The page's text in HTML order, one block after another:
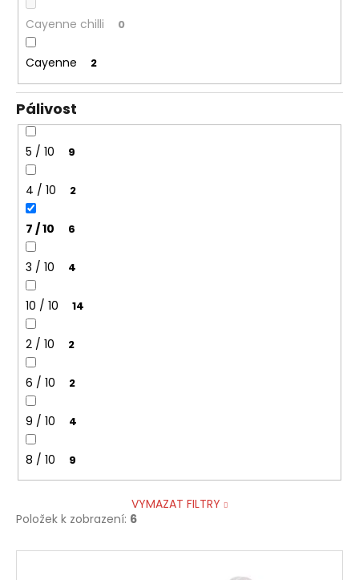
Cayenne chilli 0
Cayenne 2
Pálivost
5 / 10 9
4 / 10 2
7 / 10 6
3 / 10 4
10 / 10 14
2 / 10 2
6 / 10 2
9 / 10 4
8 / 10 9
VYMAZAT FILTRY
Položek k zobrazení: 6
V